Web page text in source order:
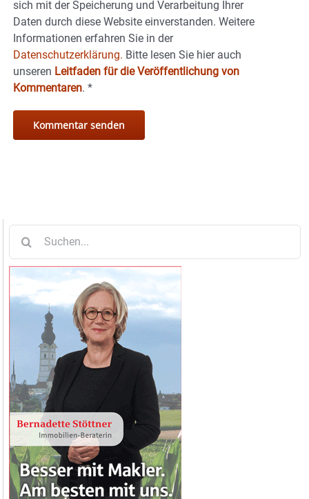
sich mit der Speicherung und Verarbeitung Ihrer
Daten durch diese Website einverstanden. Weitere
Informationen erfahren Sie in der
Datenschutzerklärung. Bitte lesen Sie hier auch
unseren Leitfaden für die Veröffentlichung von
Kommentaren. *
nach: